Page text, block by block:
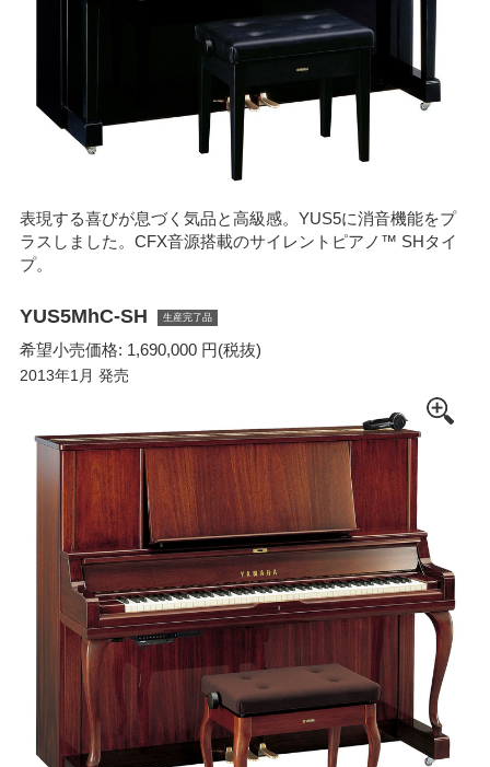
表現する喜びが息づく気品と高級感。YUS5に消音機能をプ
ラスしました。CFX音源搭載のサイレントピアノ™ SHタイ
プ。
YUS5MhC-SH 生産完了品
希望小売価格: 1,690,000 円(税抜)
2013年1月 発売